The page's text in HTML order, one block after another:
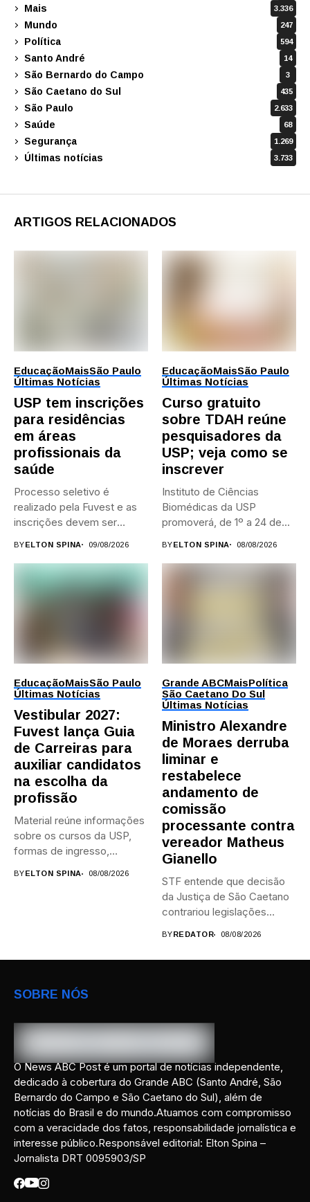
Mais 3.336
Mundo 247
Política 594
Santo André 14
São Bernardo do Campo 3
São Caetano do Sul 435
São Paulo 2.633
Saúde 68
Segurança 1.269
Últimas notícias 3.733
ARTIGOS RELACIONADOS
EducaçãoMaisSão Paulo
Últimas Notícias
USP tem inscrições
para residências
em áreas
profissionais da
saúde
Processo seletivo é
realizado pela Fuvest e as
inscrições devem ser
BYELTON SPINA 09/08/2026
EducaçãoMaisSão Paulo
Últimas Notícias
Curso gratuito
sobre TDAH reúne
pesquisadores da
USP; veja como se
inscrever
Instituto de Ciências
Biomédicas da USP
promoverá, de 1º a 24 de...
BYELTON SPINA 08/08/2026
EducaçãoMaisSão Paulo
Últimas Notícias
Vestibular 2027:
Fuvest lança Guia
de Carreiras para
auxiliar candidatos
na escolha da
profissão
Material reúne informações
sobre os cursos da USP,
formas de ingresso,
BYELTON SPINA 08/08/2026
Grande ABCMaisPolítica
São Caetano Do Sul
Últimas Notícias
Ministro Alexandre
de Moraes derruba
liminar e
restabelece
andamento de
comissão
processante contra
vereador Matheus
Gianello
STF entende que decisão
da Justiça de São Caetano
contrariou legislações
BYREDATOR 08/08/2026
SOBRE NÓS
O News ABC Post é um portal de notícias independente,
dedicado à cobertura do Grande ABC (Santo André, São
Bernardo do Campo e São Caetano do Sul), além de
notícias do Brasil e do mundo.Atuamos com compromisso
com a veracidade dos fatos, responsabilidade jornalística e
interesse público.Responsável editorial: Elton Spina –
Jornalista DRT 0095903/SP